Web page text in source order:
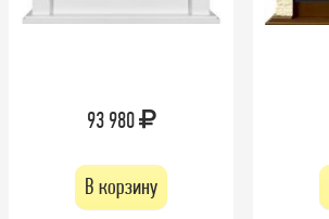
93 980
В корзину